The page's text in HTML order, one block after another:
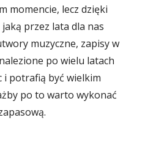
momencie, lecz dzięki
przez lata dla nas
muzyczne, zapisy w
po wielu latach
i potrafią być wielkim
po to warto wykonać